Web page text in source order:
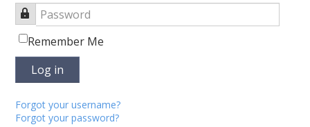
Password
Remember Me
Log in
Forgot your username?
Forgot your password?